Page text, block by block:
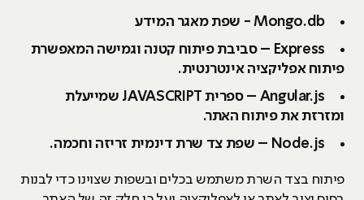
Mongo.db - שפת מאגר המידע
Express – סביבת פיתוח קטנה וגמישה המאפשרת
פיתוח אפליקציה אינטרנטית.
Angular.js – ספרית JAVASCRIPT שמייעלת
ומזרזת את פיתוח האתר.
Node.js – שפת צד שרת דינמית זריזה וחכמה.
פיתוח בצד השרת משתמש בכלים ובשפות שצוינו כדי לבנות